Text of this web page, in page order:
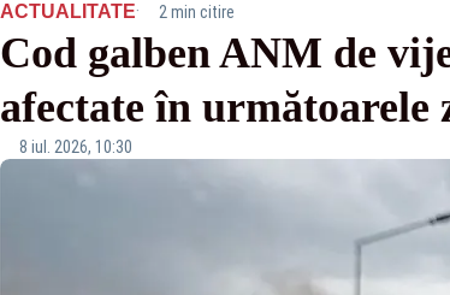
ACTUALITATE· 2 min citire
Cod galben ANM de
afectate în următoarele
8 iul. 2026, 10:30